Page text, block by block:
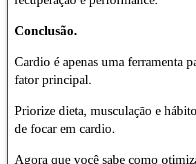
Conclusão.
Cardio é apenas uma ferramenta
fator principal.
Priorize dieta, musculação e
de focar em cardio.
Agora que você sabe como